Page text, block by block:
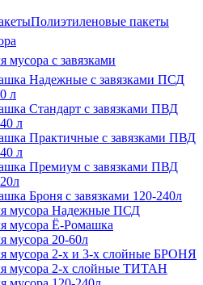
Полиэтиленовые пакеты
с завязками
Надежные с завязками ПСД
л
Стандарт с завязками ПВД
л
Практичные с завязками ПВД
л
Премиум с завязками ПВД
Броня с завязками 120-240л
мусора Надежные ПСД
мусора Ё-Ромашка
мусора 20-60л
мусора 2-х и 3-х слойные БРОНЯ
мусора 2-х слойные ТИТАН